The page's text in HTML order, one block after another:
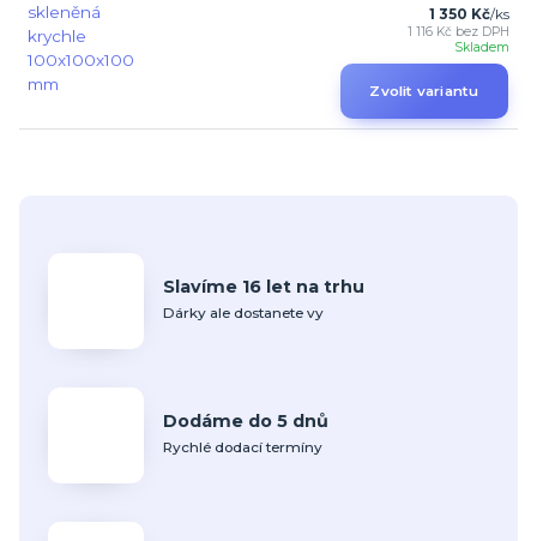
1 350 Kč/ks
1 116 Kč bez DPH
Skladem
Zvolit variantu
Slavíme 16 let na trhu
Dárky ale dostanete vy
Dodáme do 5 dnů
Rychlé dodací termíny